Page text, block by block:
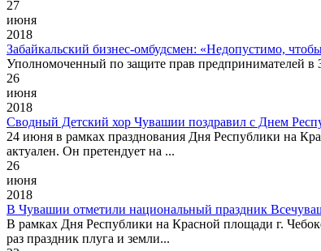
27
июня
2018
Забайкальский бизнес-омбудсмен: «Недопустимо,
Уполномоченный по защите прав предпринимателей в
26
июня
2018
Сводный Детский хор Чувашии поздравил с Днем
24 июня в рамках празднования Дня Республики на
актуален. Он претендует на ...
26
июня
2018
В Чувашии отметили национальный праздник
В рамках Дня Республики на Красной площади г.
раз праздник плуга и земли...